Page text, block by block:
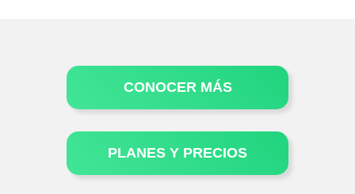
CONOCER MÁS
PLANES Y PRECIOS